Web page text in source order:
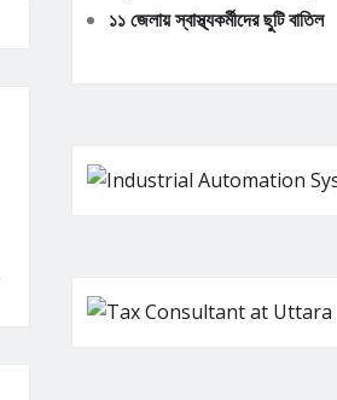
১১ জেলায় স্বাস্থ্যকর্মীদের ছুটি বাতিল